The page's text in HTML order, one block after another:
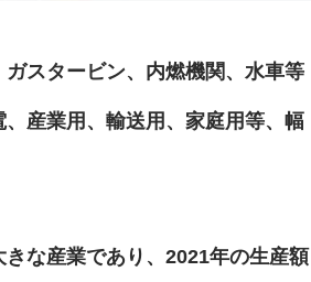
スタービン、内燃機関、水車等
産業用、輸送用、家庭用等、幅
な産業であり、2021年の生産額